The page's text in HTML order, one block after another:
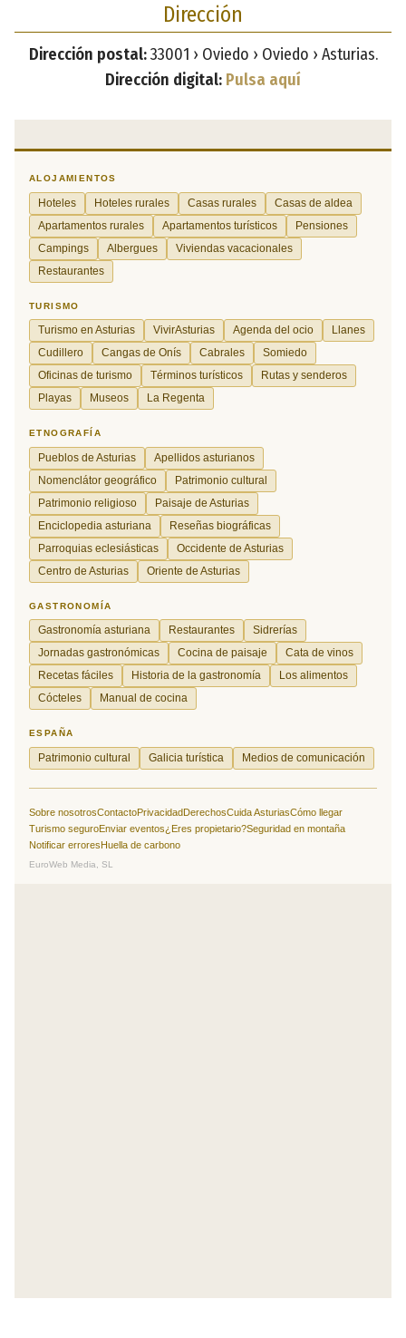
Dirección
Dirección postal:33001 › Oviedo › Oviedo › Asturias.
Dirección digital: Pulsa aquí